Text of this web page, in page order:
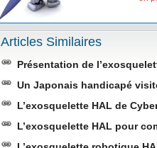
Articles Similaires
Présentation de
Un Japonais handicapé
L’exosquelette HAL de
L’exosquelette HAL pour